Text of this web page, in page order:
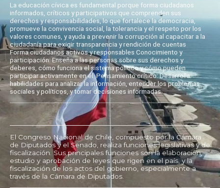
La educación cívica es fundamental porque forma ciudadanos
informados, críticos y participativos que comprenden sus
derechos y responsabilidades, lo que fortalece la democracia,
promueve la convivencia social, la tolerancia y el respeto por los
valores comunes, y ayuda a prevenir la corrupción al capacitar a la
ciudadanía para exigir transparencia y rendición de cuentas
Forma ciudadanos activos y responsables Conocimiento y
participación: Enseña a las personas sobre sus derechos y
deberes, cómo funciona el sistema político y cómo pueden
participar activamente en él. Pensamiento crítico: Desarrolla
habilidades para analizar la información, entender los problemas
sociales y políticos, y tomar decisiones informadas.
El Congreso Nacional de Chile, compuesto por la Cámara
de Diputados y el Senado, realiza funciones legislativas y de
fiscalización. Sus principales funciones son la elaboración,
estudio y aprobación de leyes que rigen en el país, y la
fiscalización de los actos del gobierno, especialmente a
través de la Cámara de Diputados.